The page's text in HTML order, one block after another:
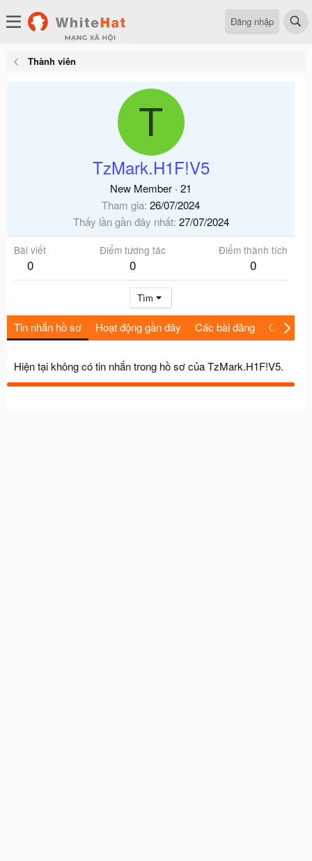
Đăng nhập
Thành viên
T
TzMark.H1F!V5
New Member · 21
Tham gia 26/07/2024
Thấy lần gần đây nhất 27/07/2024
Bài viết
0
Điểm tương tác
0
Điểm thành tích
0
Tìm
Tin nhắn hồ sơ Hoạt động gần đây Các bài đăng Giới thiệu
Hiện tại không có tin nhắn trong hồ sơ của TzMark.H1F!V5.